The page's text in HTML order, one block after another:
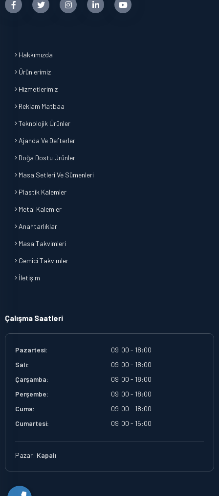
Hakkımızda
Ürünlerimiz
Hizmetlerimiz
Reklam Matbaa
Teknolojik Ürünler
Ajanda Ve Defterler
Doğa Dostu Ürünler
Masa Setleri Ve Sümenleri
Plastik Kalemler
Metal Kalemler
Anahtarlıklar
Masa Takvimleri
Gemici Takvimler
İletişim
Çalışma Saatleri
Pazartesi:
09:00 - 18:00
Salı:
09:00 - 18:00
Çarşamba:
09:00 - 18:00
Perşembe:
09:00 - 18:00
Cuma:
09:00 - 18:00
Cumartesi:
09:00 - 15:00
Pazar: Kapalı